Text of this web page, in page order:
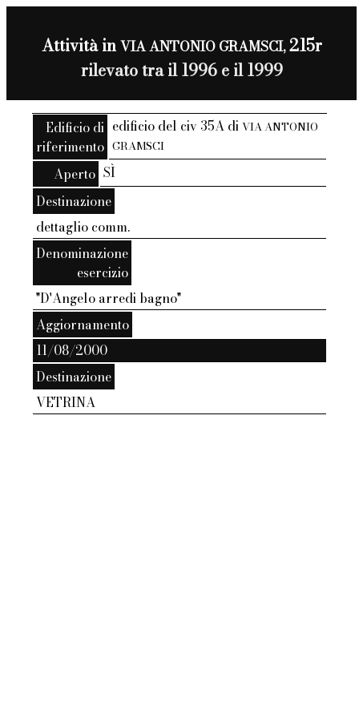
Attività inVIA ANTONIO GRAMSCI,215r
rilevato tra il 1996 e il 1999
Edificio di
riferimento
edificio del civ 35A diVIA ANTONIO
GRAMSCI
Aperto SÌ
Destinazione
dettaglio comm.
Denominazione
esercizio
"D'Angelo arredi bagno"
Aggiornamento
11/08/2000
Destinazione
VETRINA